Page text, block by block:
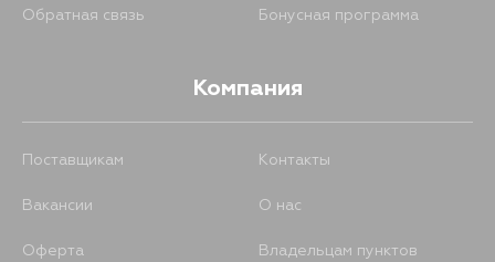
Обратная связь Бонусная программа
Компания
Поставщикам Контакты
Вакансии О нас
Оферта
Владельцам пунктов